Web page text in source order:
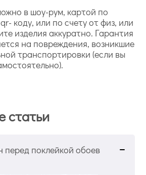
в шоу-рум, картой по
коду, или по счету от физ, или
изделия аккуратно. Гарантия
на повреждения, возникшие
транспортировки (если вы
статьи
перед поклейкой обоев